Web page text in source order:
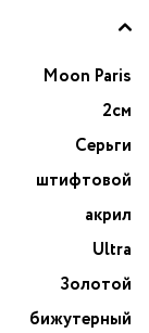
Moon Paris
2см
Серьги
штифтовой
акрил
Ultra
Золотой
бижутерный